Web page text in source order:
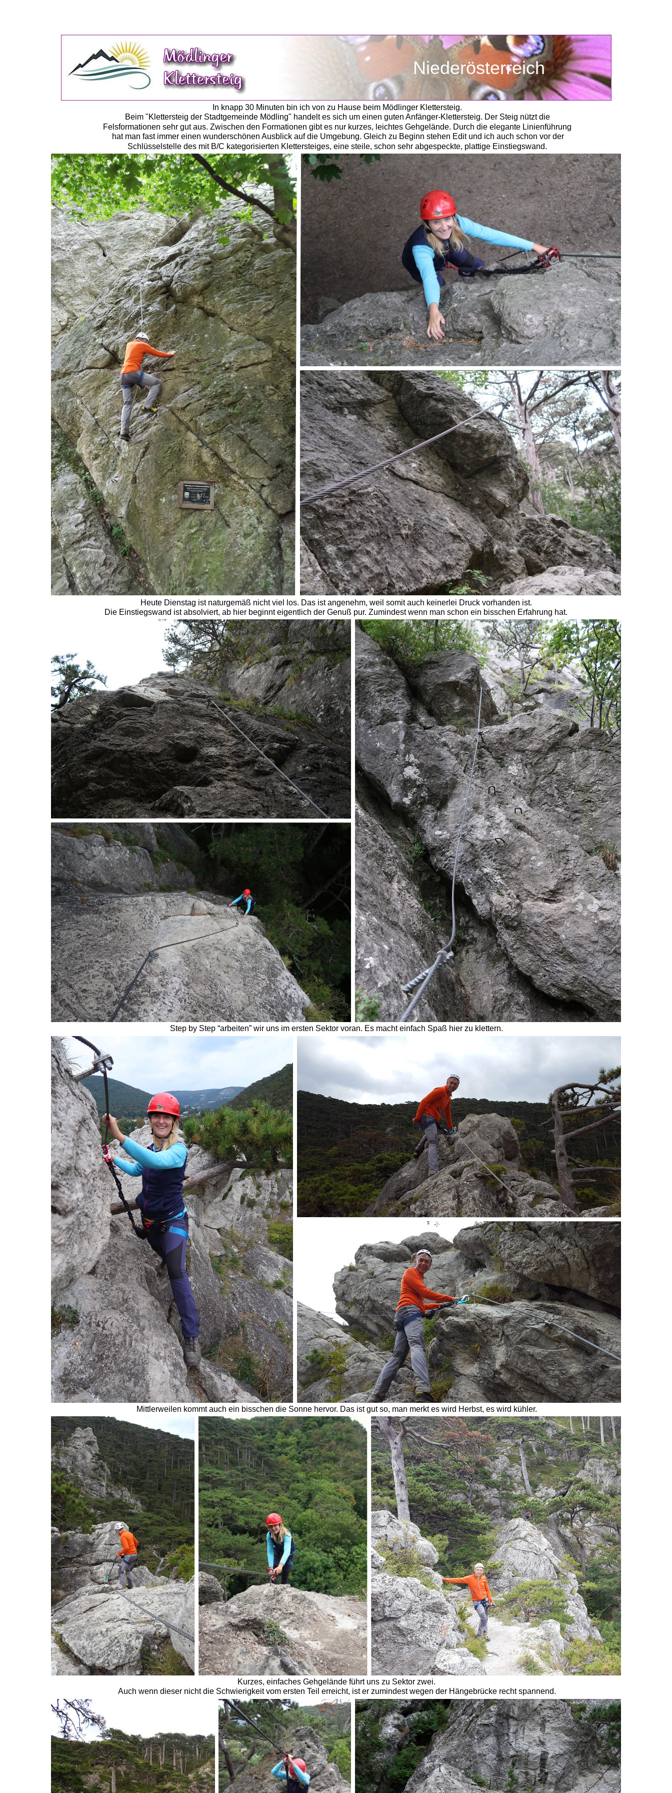
In knapp 30 Minuten bin ich von zu Hause beim Mödlinger Klettersteig.
Beim "Klettersteig der Stadtgemeinde Mödling" handelt es sich um einen guten Anfänger-Klettersteig. Der Steig nützt die
Felsformationen sehr gut aus. Zwischen den Formationen gibt es nur kurzes, leichtes Gehgelände. Durch die elegante Linienführung
hat man fast immer einen wunderschönen Ausblick auf die Umgebung. Gleich zu Beginn stehen Edit und ich auch schon vor der
Schlüsselstelle des mit B/C kategorisierten Klettersteiges, eine steile, schon sehr abgespeckte, plattige Einstiegswand.
Niederösterreich
Heute Dienstag ist naturgemäß nicht viel los. Das ist angenehm, weil somit auch keinerlei Druck vorhanden ist.
Die Einstiegswand ist absolviert, ab hier beginnt eigentlich der Genuß pur. Zumindest wenn man schon ein bisschen Erfahrung hat.
Step by Step “arbeiten” wir uns im ersten Sektor voran. Es macht einfach Spaß hier zu klettern.
Mittlerweilen kommt auch ein bisschen die Sonne hervor. Das ist gut so, man merkt es wird Herbst, es wird kühler.
Kurzes, einfaches Gehgelände führt uns zu Sektor zwei.
Auch wenn dieser nicht die Schwierigkeit vom ersten Teil erreicht, ist er zumindest wegen der Hängebrücke recht spannend.